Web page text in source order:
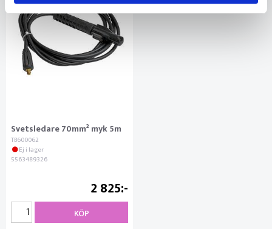
Svetsledare 70mm² myk 5m
TB600062
Ej i lager
5563489326
2 825
KÖP